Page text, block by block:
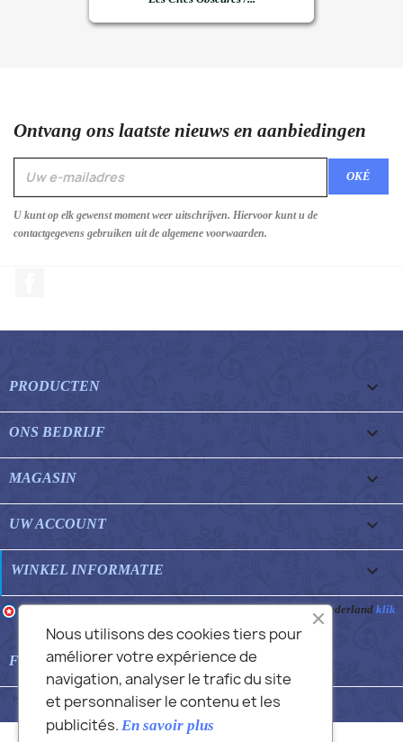
Ontvang ons laatste nieuws en aanbiedingen
U kunt op elk gewenst moment weer uitschrijven. Hiervoor kunt u de
contactgegevens gebruiken uit de algemene voorwaarden.
PRODUCTEN 
ONS BEDRIJF 
MAGASIN 
UW ACCOUNT 
WINKEL INFORMATIE keyboard_arrow_down
Merchant goedgekeurd door Gegarandeerde Beoordelingen Nederland klik
hier om het attest te tonen
FEATURED FAQS 
© 2026 - Commans Alex
Nous utilisons des cookies tiers pour
améliorer votre expérience de
navigation, analyser le trafic du site
et personnaliser le contenu et les
publicités. En savoir plus